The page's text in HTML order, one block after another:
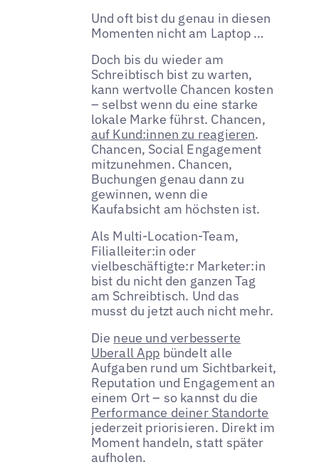
Und oft bist du genau in diesen
Momenten nicht am Laptop …
Doch bis du wieder am
Schreibtisch bist zu warten,
kann wertvolle Chancen kosten
– selbst wenn du eine starke
lokale Marke führst. Chancen,
auf Kund:innen zu reagieren.
Chancen, Social Engagement
mitzunehmen. Chancen,
Buchungen genau dann zu
gewinnen, wenn die
Kaufabsicht am höchsten ist.
Als Multi-Location-Team,
Filialleiter:in oder
vielbeschäftigte:r Marketer:in
bist du nicht den ganzen Tag
am Schreibtisch. Und das
musst du jetzt auch nicht mehr.
Die neue und verbesserte
Uberall App bündelt alle
Aufgaben rund um Sichtbarkeit,
Reputation und Engagement an
einem Ort – so kannst du die
Performance deiner Standorte
jederzeit priorisieren. Direkt im
Moment handeln, statt später
aufholen.